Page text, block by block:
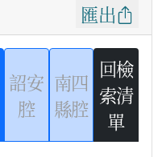
匯出
詔安
腔
南四
縣腔
回檢
索清
單